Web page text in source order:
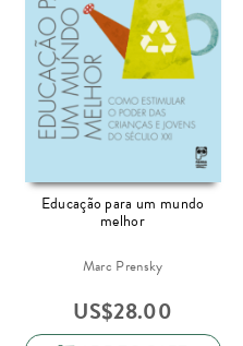
Educação para um mundo
melhor
Marc Prensky
US$28.00